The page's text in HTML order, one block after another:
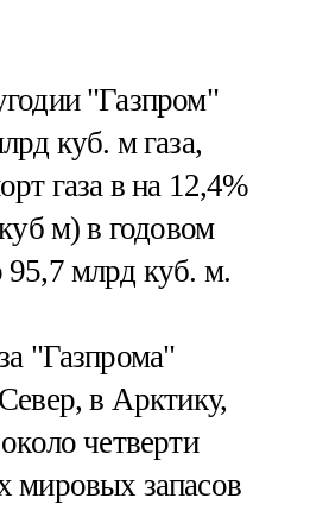
"Газпром"
куб. м газа,
газа в на 12,4%
м) в годовом
млрд куб. м.
"Газпрома"
в Арктику,
четверти
мировых запасов